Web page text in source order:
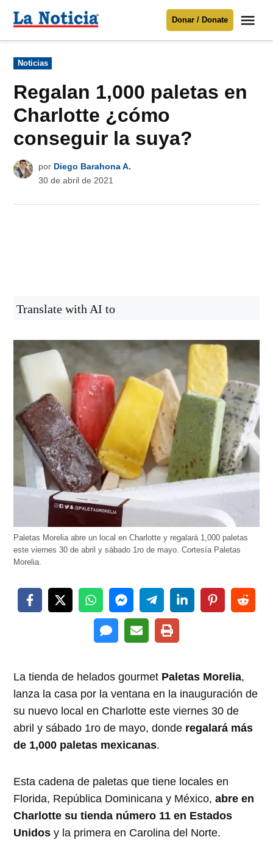
Para mantenerte informado necesitamos
Donar
contenido
Noticia
Donar / Donate
Publicado
en
Noticias
Regalan 1,000 paletas en
Charlotte ¿cómo
conseguir la suya?
por Diego Barahona A.
30 de abril de 2021
Translate with AI to
Paletas Morelia abre un local en Charlotte y regalará 1,000 paletas
este viernes 30 de abril y sábado 1ro de mayo. Cortesía Paletas
Morelia.
La tienda de helados gourmet Paletas Morelia,
lanza la casa por la ventana en la inauguración de
su nuevo local en Charlotte este viernes 30 de
abril y sábado 1ro de mayo, donde regalará más
de 1,000 paletas mexicanas.
Esta cadena de paletas que tiene locales en
Florida, República Dominicana y México,abre en
Charlotte su tienda número 11 en Estados
Unidos y la primera en Carolina del Norte.